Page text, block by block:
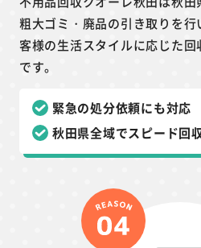
粗大ゴミ・廃品の引き取りを
客様の生活スタイルに応じた
です。
緊急の処分依頼にも対応
秋田県全域でスピード回